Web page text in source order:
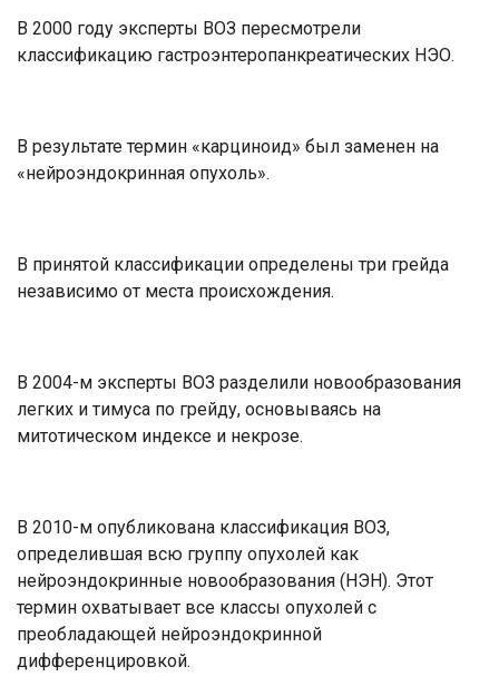
В 2000 году эксперты ВОЗ пересмотрели
классификацию гастроэнтеропанкреатических НЭО.
В результате термин «карциноид» был заменен на
«нейроэндокринная опухоль».
В принятой классификации определены три грейда
независимо от места происхождения.
В 2004-м эксперты ВОЗ разделили новообразования
легких и тимуса по грейду, основываясь на
митотическом индексе и некрозе.
В 2010-м опубликована классификация ВОЗ,
определившая всю группу опухолей как
нейроэндокринные новообразования (НЭН). Этот
термин охватывает все классы опухолей с
преобладающей нейроэндокринной
дифференцировкой.